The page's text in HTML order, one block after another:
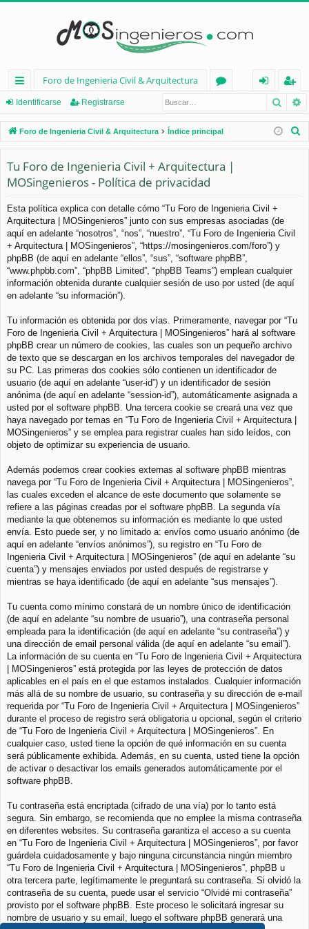
nl
ac
es
rá
pi
d
os
Foro de Ingenieria Civil & Arquitectura
os
nt
ifi
e
eg
ist
ra
Identificarse Registrarse
Foro de Ingenieria Civil & Arquitectura Índice principal
Tu Foro de Ingenieria Civil + Arquitectura |
MOSingenieros - Política de privacidad
Esta política explica con detalle cómo “Tu Foro de Ingenieria Civil +
Arquitectura | MOSingenieros” junto con sus empresas asociadas (de
aquí en adelante “nosotros”, “nos”, “nuestro”, “Tu Foro de Ingenieria Civil
+ Arquitectura | MOSingenieros”, “https://mosingenieros.com/foro”) y
phpBB (de aquí en adelante “ellos”, “sus”, “software phpBB”,
“www.phpbb.com”, “phpBB Limited”, “phpBB Teams”) emplean cualquier
información obtenida durante cualquier sesión de uso por usted (de aquí
en adelante “su información”).
Tu información es obtenida por dos vías. Primeramente, navegar por “Tu
Foro de Ingenieria Civil + Arquitectura | MOSingenieros” hará al software
phpBB crear un número de cookies, las cuales son un pequeño archivo
de texto que se descargan en los archivos temporales del navegador de
su PC. Las primeras dos cookies sólo contienen un identificador de
usuario (de aquí en adelante “user-id”) y un identificador de sesión
anónima (de aquí en adelante “session-id”), automáticamente asignada a
usted por el software phpBB. Una tercera cookie se creará una vez que
haya navegado por temas en “Tu Foro de Ingenieria Civil + Arquitectura |
MOSingenieros” y se emplea para registrar cuales han sido leídos, con
objeto de optimizar su experiencia de usuario.
Además podemos crear cookies externas al software phpBB mientras
navega por “Tu Foro de Ingenieria Civil + Arquitectura | MOSingenieros”,
las cuales exceden el alcance de este documento que solamente se
refiere a las páginas creadas por el software phpBB. La segunda vía
mediante la que obtenemos su información es mediante lo que usted
envía. Esto puede ser, y no limitado a: envíos como usuario anónimo (de
aquí en adelante “envíos anónimos”), su registro en “Tu Foro de
Ingenieria Civil + Arquitectura | MOSingenieros” (de aquí en adelante “su
cuenta”) y mensajes enviados por usted después de registrarse y
mientras se haya identificado (de aquí en adelante “sus mensajes”).
Tu cuenta como mínimo constará de un nombre único de identificación
(de aquí en adelante “su nombre de usuario”), una contraseña personal
empleada para la identificación (de aquí en adelante “su contraseña”) y
una dirección de email personal válida (de aquí en adelante “su email”).
La información de su cuenta en “Tu Foro de Ingenieria Civil + Arquitectura
| MOSingenieros” está protegida por las leyes de protección de datos
aplicables en el país en el que estamos instalados. Cualquier información
más allá de su nombre de usuario, su contraseña y su dirección de e-mail
requerida por “Tu Foro de Ingenieria Civil + Arquitectura | MOSingenieros”
durante el proceso de registro será obligatoria u opcional, según el criterio
de “Tu Foro de Ingenieria Civil + Arquitectura | MOSingenieros”. En
cualquier caso, usted tiene la opción de qué información en su cuenta
será públicamente exhibida. Además, en su cuenta, usted tiene la opción
de activar o desactivar los emails generados automáticamente por el
software phpBB.
Tu contraseña está encriptada (cifrado de una vía) por lo tanto está
segura. Sin embargo, se recomienda que no emplee la misma contraseña
en diferentes websites. Su contraseña garantiza el acceso a su cuenta
en “Tu Foro de Ingenieria Civil + Arquitectura | MOSingenieros”, por favor
guárdela cuidadosamente y bajo ninguna circunstancia ningún miembro
“Tu Foro de Ingenieria Civil + Arquitectura | MOSingenieros”, phpBB u
otra tercera parte, legítimamente le preguntará su contraseña. Si olvidó la
contraseña de su cuenta, puede usar el servicio “Olvidé mi contraseña”
provisto por el software phpBB. Este proceso le solicitará ingresar su
nombre de usuario y su email, luego el software phpBB generará una